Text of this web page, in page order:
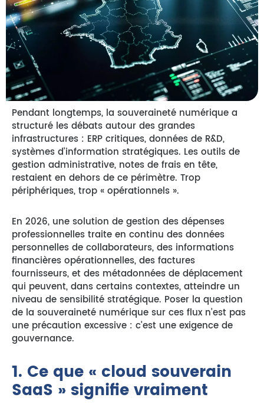
Pendant longtemps, la souveraineté numérique a
structuré les débats autour des grandes
infrastructures : ERP critiques, données de R&D,
systèmes d’information stratégiques. Les outils de
gestion administrative, notes de frais en tête,
restaient en dehors de ce périmètre. Trop
périphériques, trop « opérationnels ».
En 2026, une solution de gestion des dépenses
professionnelles traite en continu des données
personnelles de collaborateurs, des informations
financières opérationnelles, des factures
fournisseurs, et des métadonnées de déplacement
qui peuvent, dans certains contextes, atteindre un
niveau de sensibilité stratégique. Poser la question
de la souveraineté numérique sur ces flux n’est pas
une précaution excessive : c’est une exigence de
gouvernance.
1. Ce que « cloud souverain
SaaS » signifie vraiment